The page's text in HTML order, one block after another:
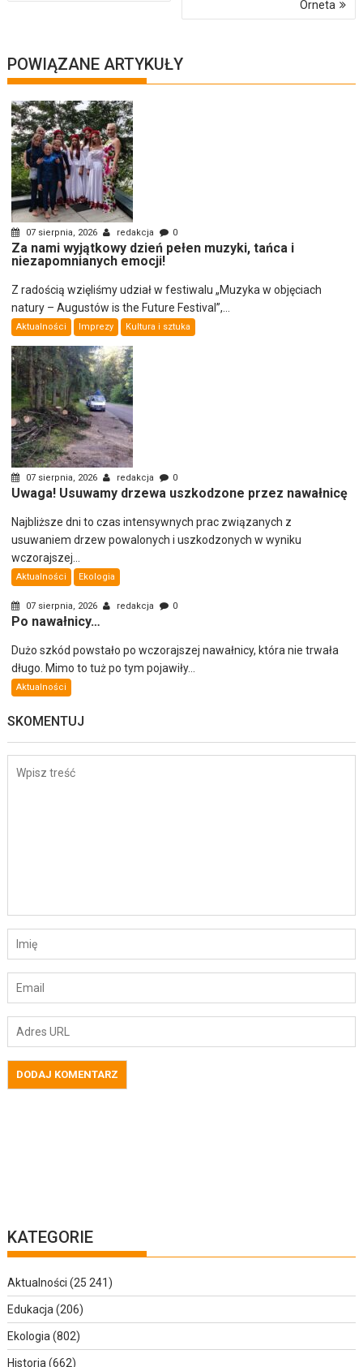
Orneta
POWIĄZANE ARTYKUŁY
07 sierpnia, 2026 redakcja 0
Za nami wyjątkowy dzień pełen muzyki, tańca i
niezapomnianych emocji!
Z radością wzięliśmy udział w festiwalu „Muzyka w objęciach
natury – Augustów is the Future Festival”,...
Aktualności Imprezy Kultura i sztuka
07 sierpnia, 2026 redakcja 0
Uwaga! Usuwamy drzewa uszkodzone przez nawałnicę
Najbliższe dni to czas intensywnych prac związanych z
usuwaniem drzew powalonych i uszkodzonych w wyniku
wczorajszej...
Aktualności Ekologia
07 sierpnia, 2026 redakcja 0
Po nawałnicy…
Dużo szkód powstało po wczorajszej nawałnicy, która nie trwała
długo. Mimo to tuż po tym pojawiły...
Aktualności
SKOMENTUJ
KATEGORIE
Aktualności (25 241)
Edukacja (206)
Ekologia (802)
Historia (662)